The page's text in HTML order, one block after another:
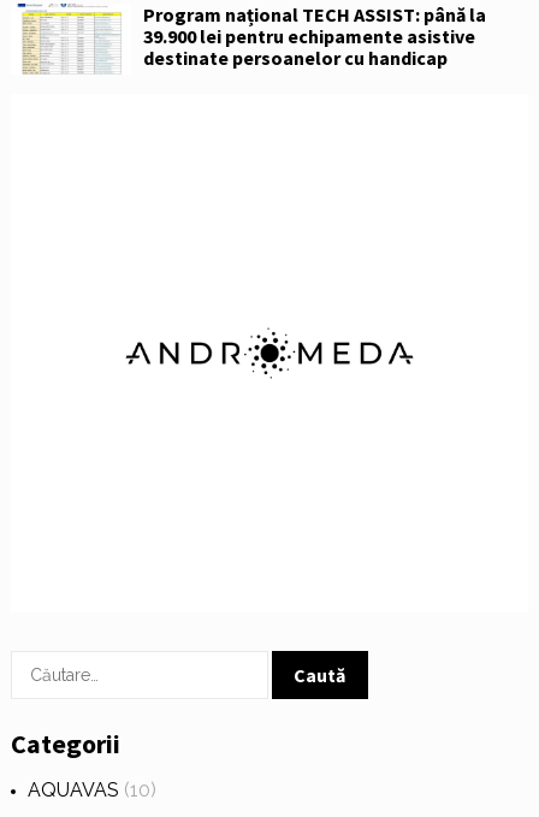
Program național TECH ASSIST: până la
39.900 lei pentru echipamente asistive
destinate persoanelor cu handicap
Caută
Categorii
AQUAVAS (10)